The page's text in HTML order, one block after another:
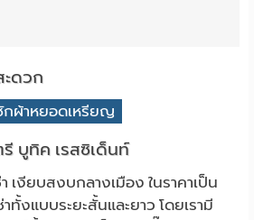
ะดวก
กผ้าหยอดเหรียญ
รี บูทิค เรสซิเด็นท์
เงียบสงบกลางเมือง ในราคาเป็น
งแบบระยะสั้นและยาว โดยเรามี